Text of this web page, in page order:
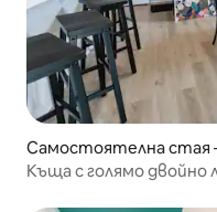
Самостоятелна стая
Къща с голямо двойно